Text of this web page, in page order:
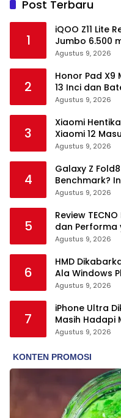
Post Terbaru
1
iQOO Z11 Lite
Jumbo 6.500
Agustus 9, 2026
2
Honor Pad X9
13 Inci dan
Agustus 9, 2026
3
Xiaomi
Xiaomi 12
Agustus 9, 2026
4
Galaxy Z
Benchmark?
Agustus 9, 2026
5
Review
dan Performa
Agustus 9, 2026
6
HMD
Ala Windows
Agustus 9, 2026
7
iPhone Ultra
Masih Hadapi
Agustus 9, 2026